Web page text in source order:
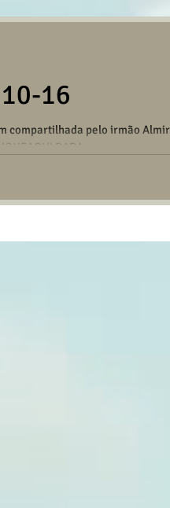
16
compartilhada pelo irmão
PARA...